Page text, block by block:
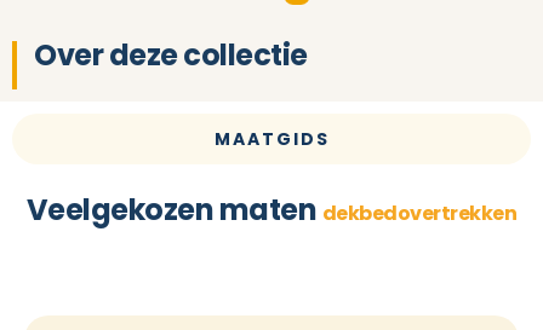
Over deze collectie
MAATGIDS
Veelgekozen maten dekbedovertrekken